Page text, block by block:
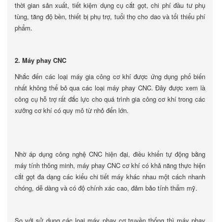
thời gian sản xuất, tiết kiệm dụng cụ cắt gọt, chi phí đầu tư phụ
tùng, tăng độ bền, thiết bị phụ trợ, tuổi thọ cho dao và tối thiểu phí
phẩm.
2. Máy phay CNC
Nhắc đến các loại máy gia công cơ khí được ứng dụng phổ biến
nhất không thể bỏ qua các loại máy phay CNC. Đây được xem là
công cụ hỗ trợ rất đắc lực cho quá trình gia công cơ khí trong các
xưởng cơ khí có quy mô từ nhỏ đến lớn.
Nhờ áp dụng công nghệ CNC hiện đại, điều khiển tự động bằng
máy tính thông minh, máy phay CNC cơ khí có khả năng thực hiện
cắt gọt đa dạng các kiểu chi tiết máy khác nhau một cách nhanh
chóng, dễ dàng và có độ chính xác cao, đảm bảo tính thẩm mỹ.